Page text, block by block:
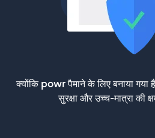
क्योंकि powr पैमाने के लिए बनाया गया
सुरक्षा और उच्च-मात्रा की